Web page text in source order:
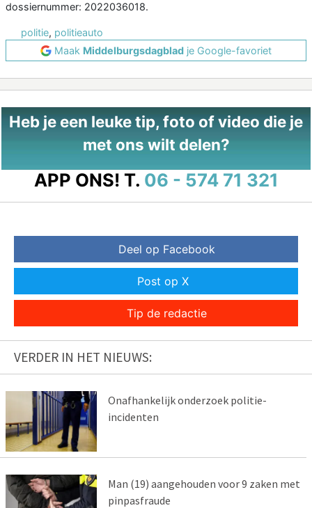
dossiernummer: 2022036018.
politie, politieauto
Maak Middelburgsdagblad je Google-favoriet
Heb je een leuke tip, foto of video die je
met ons wilt delen?
APP ONS! T. 06 - 574 71 321
Deel op Facebook
Post op X
Tip de redactie
VERDER IN HET NIEUWS:
Onafhankelijk onderzoek politie-
incidenten
Man (19) aangehouden voor 9 zaken met
pinpasfraude